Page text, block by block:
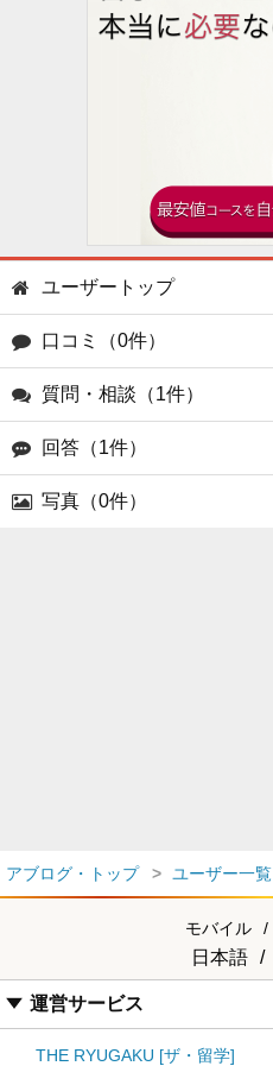
ユーザートップ
口コミ（0件）
質問・相談（1件）
回答（1件）
写真（0件）
アブログ・トップ ユーザー一覧
モバイル /
日本語 /
運営サービス
THE RYUGAKU [ザ・留学]